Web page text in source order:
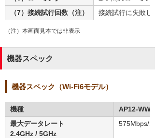
（7）接続試行回数（注）
接続試行に失敗し
（注）本画面見本では非表示
機器スペック
機器スペック（Wi-Fi6モデル）
機種
AP12-WW
最大データレート
2.4GHz / 5GHz
575Mbps/